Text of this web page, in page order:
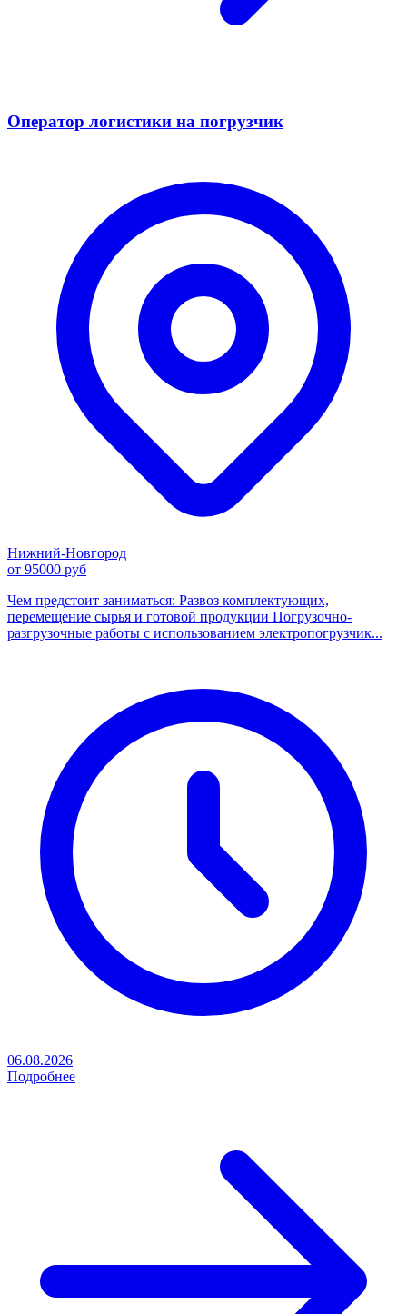
Оператор логистики на погрузчик
Нижний-Новгород
от 95000 руб
Чем предстоит заниматься: Развоз комплектующих,
перемещение сырья и готовой продукции Погрузочно-
разгрузочные работы с использованием электропогрузчик...
06.08.2026
Подробнее